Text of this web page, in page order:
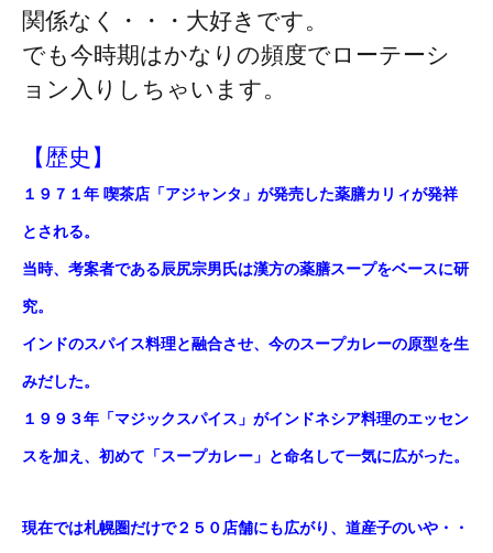
関係なく・・・大好きです。
でも今時期はかなりの頻度でローテーシ
ョン入りしちゃいます。
【歴史】
１９７１年 喫茶店「アジャンタ」が発売した薬膳カリィが発祥
とされる。
当時、考案者である辰尻宗男氏は漢方の薬膳スープをベースに研
究。
インドのスパイス料理と融合させ、今のスープカレーの原型を生
みだした。
１９９３年「マジックスパイス」がインドネシア料理のエッセン
スを加え、初めて「スープカレー」と命名して一気に広がった。
現在では札幌圏だけで２５０店舗にも広がり、道産子のいや・・